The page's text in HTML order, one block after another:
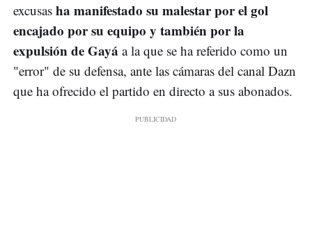
excusas ha manifestado su malestar por el gol
encajado por su equipo y también por la
expulsión de Gayá a la que se ha referido como un
"error" de su defensa, ante las cámaras del canal Dazn
que ha ofrecido el partido en directo a sus abonados.